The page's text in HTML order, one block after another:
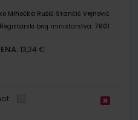
Mihočka Ružić Stančić Vejnović
Registarski broj ministarstva: 7601
13,24 €